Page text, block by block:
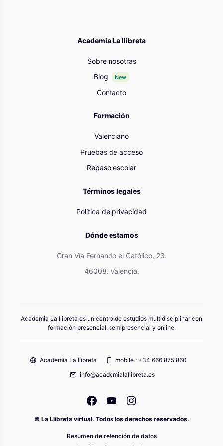
Academia La llibreta
Sobre nosotras
Blog
New
Contacto
Formación
Valenciano
Pruebas de acceso
Repaso escolar
Términos legales
Política de privacidad
Dónde estamos
Gran Vía Fernando el Católico, 23.
46008. Valencia.
Academia La llibreta es un centro de estudios multidisciplinar con
formación presencial, semipresencial y online.
Academia La llibreta
mobile : +34 666 875 860
info@academialallibreta.es
© La Llibreta virtual. Todos los derechos reservados.
Resumen de retención de datos